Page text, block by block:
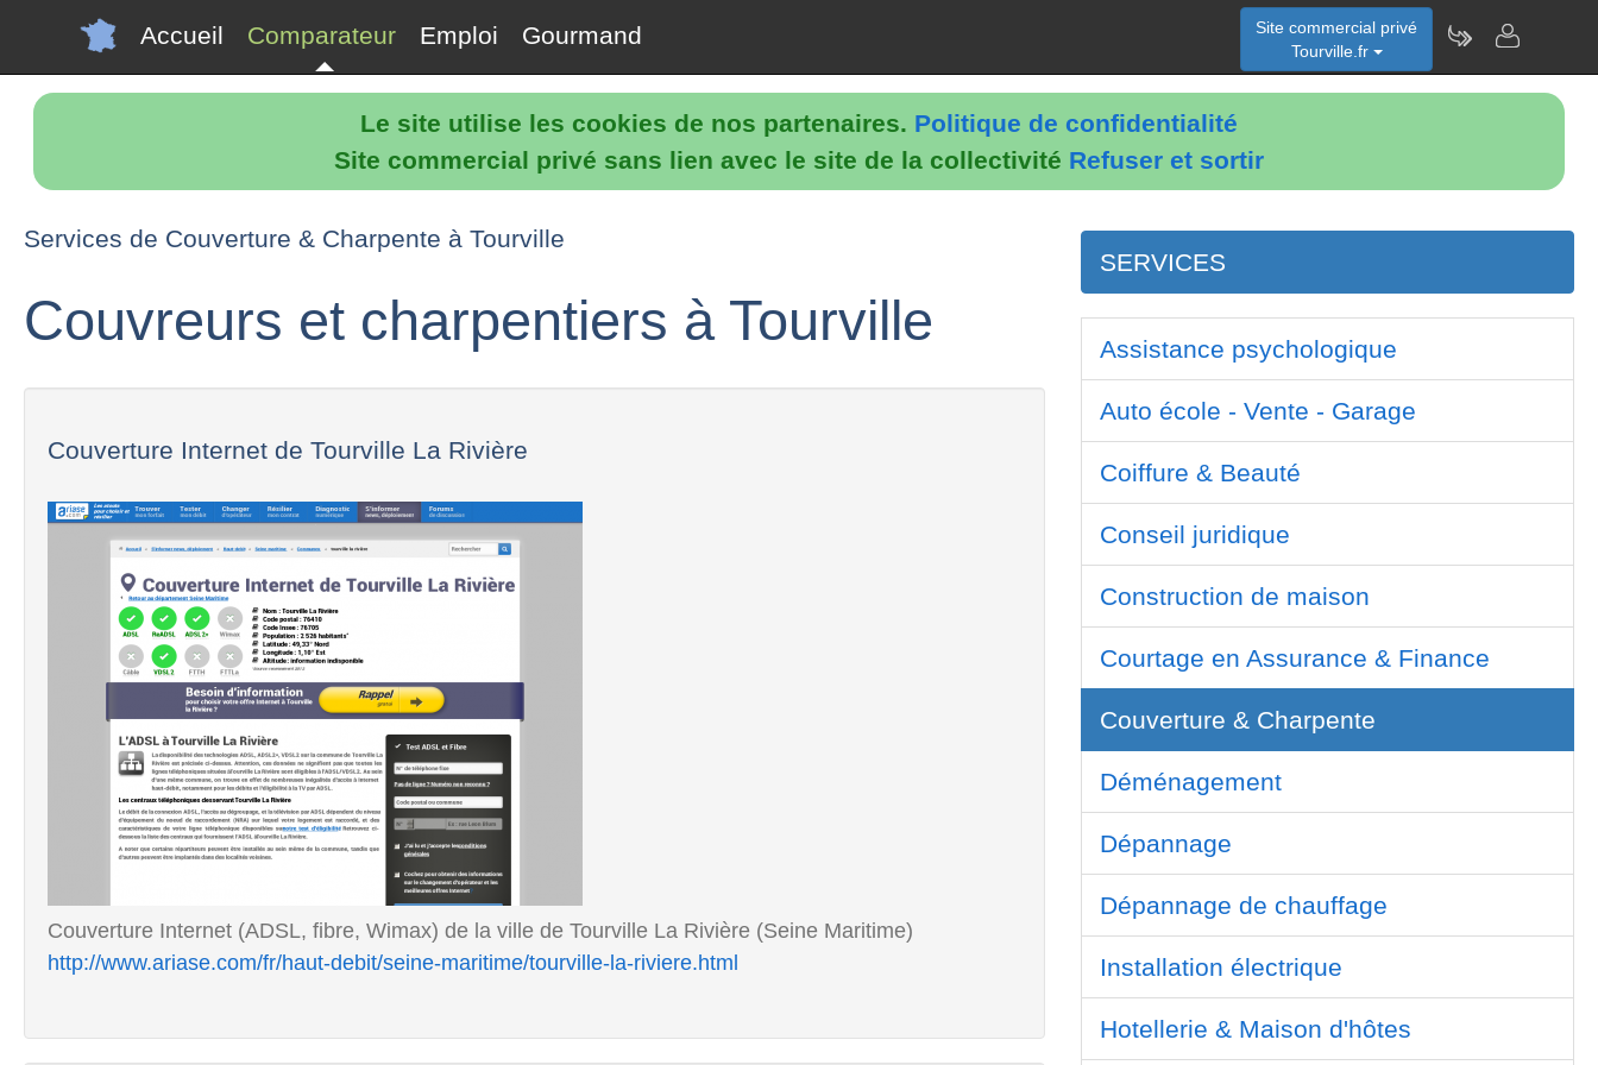
Le site utilise les cookies de nos partenaires. Politique de confidentialité
Site commercial privé sans lien avec le site de la collectivité Refuser et sortir
Accueil Comparateur Emploi Gourmand
Site commercial privé
Tourville.fr
Services de Couverture & Charpente à Tourville
Couvreurs et charpentiers à Tourville
Couverture Internet de Tourville La Rivière
Couverture Internet (ADSL, fibre, Wimax) de la ville de Tourville La Rivière (Seine Maritime)
http://www.ariase.com/fr/haut-debit/seine-maritime/tourville-la-riviere.html
SERVICES
Assistance psychologique
Auto école - Vente - Garage
Coiffure & Beauté
Conseil juridique
Construction de maison
Courtage en Assurance & Finance
Couverture & Charpente
Déménagement
Dépannage
Dépannage de chauffage
Installation électrique
Hotellerie & Maison d'hôtes